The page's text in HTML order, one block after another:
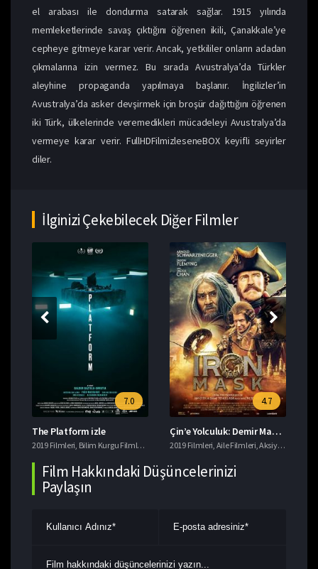
el arabası ile dondurma satarak sağlar. 1915 yılında
memleketlerinde savaş çıktığını öğrenen ikili, Çanakkale’ye
cepheye gitmeye karar verir. Ancak, yetkililer onların adadan
çıkmalarına izin vermez. Bu sırada Avustralya’da Türkler
aleyhine propaganda yapılmaya başlanır. İngilizler’in
Avustralya’da asker devşirmek için broşür dağıttığını öğrenen
iki Türk, ülkelerinde veremedikleri mücadeleyi Avustralya’da
vermeye karar verir. FullHDFilmizleseneBOX keyifli seyirler
diler.
İlginizi Çekebilecek Diğer Filmler
,Macera Filmleri
7.0
The Platform izle
2019 Filmleri Bilim Kurgu Filmleri Gerilim Filmleri,imdb 7+ Filmler ,Korku Filmleri
4.7
Çin’e Yolculuk: Demir Maskenin Gizemi izle
2019 Filmleri Aile Filmleri ,Aksiyon Filmleri
Film Hakkındaki Düşüncelerinizi
Paylaşın